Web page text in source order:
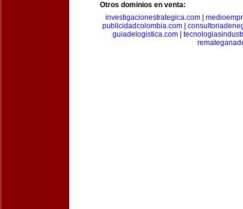
Otros dominios en venta:
investigacionestrategica.com
publicidadcolombia.com|
guiadelogistica.com|